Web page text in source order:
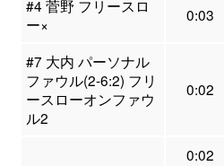
#4 菅野 フリースロ
ー×
0:03
#7 大内 パーソナル
ファウル(2-6:2) フリ
ースローオンファウ
ル2
0:02
0:02